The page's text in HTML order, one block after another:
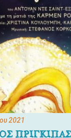
2021